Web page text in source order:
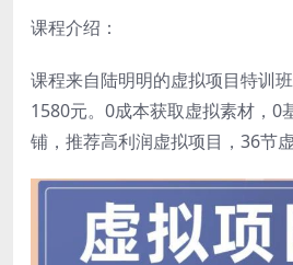
课程介绍：
课程来自陆明明的虚拟项目特训
1580元。0成本获取虚拟素材，0
铺，推荐高利润虚拟项目，36节